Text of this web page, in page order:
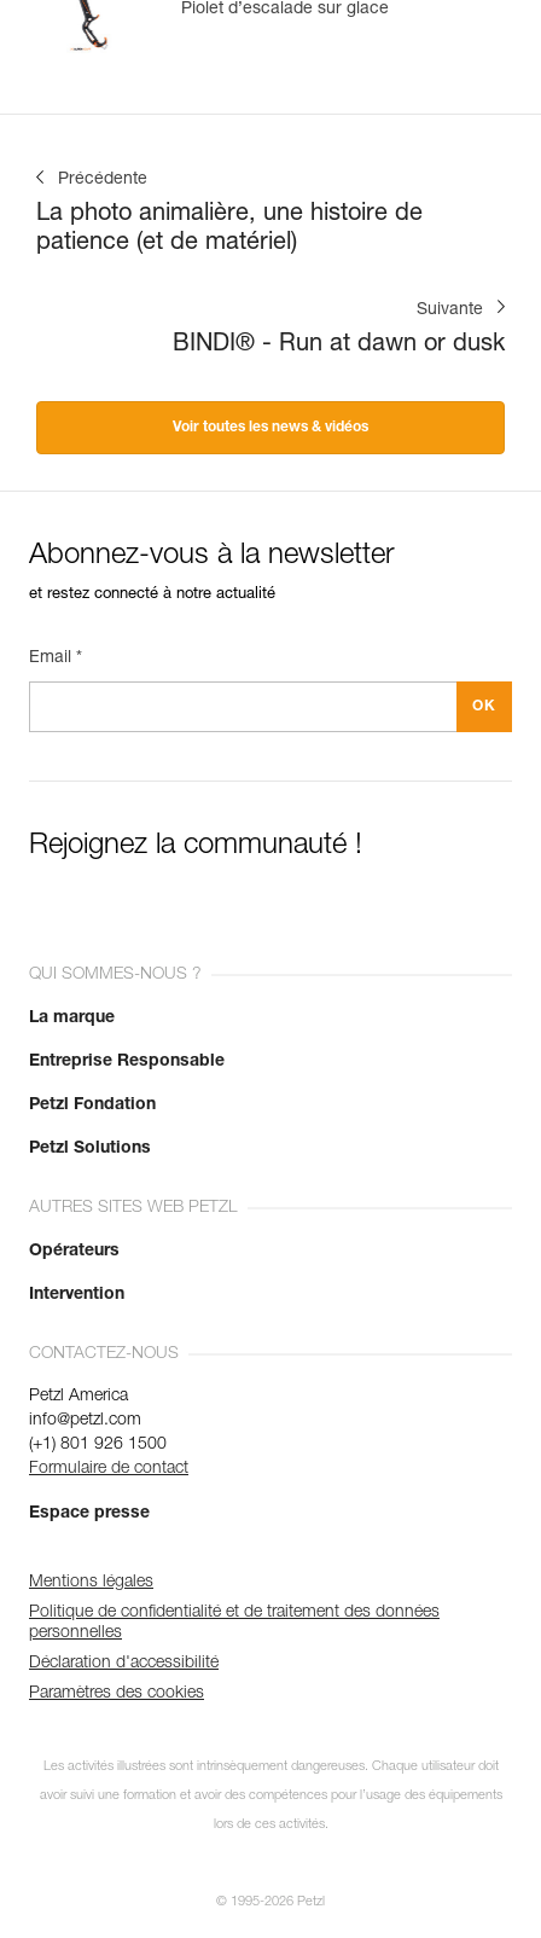
Piolet d’escalade sur glace
Précédente
La photo animalière, une histoire de
patience (et de matériel)
Suivante
BINDI® - Run at dawn or dusk
Voir toutes les news & vidéos
Abonnez-vous à la newsletter
et restez connecté à notre actualité
Email *
Rejoignez la communauté !
QUI SOMMES-NOUS ?
La marque
Entreprise Responsable
Petzl Fondation
Petzl Solutions
AUTRES SITES WEB PETZL
Opérateurs
Intervention
CONTACTEZ-NOUS
Petzl America
info@petzl.com
(+1) 801 926 1500
Formulaire de contact
Espace presse
Mentions légales
Politique de confidentialité et de traitement des données
personnelles
Déclaration d'accessibilité
Paramètres des cookies
Les activités illustrées sont intrinsèquement dangereuses. Chaque utilisateur doit
avoir suivi une formation et avoir des compétences pour l’usage des équipements
lors de ces activités.
© 1995-2026 Petzl